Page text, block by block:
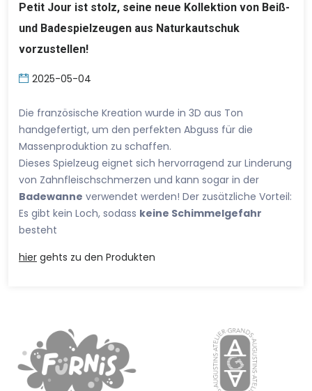
Petit Jour ist stolz, seine neue Kollektion von Beiß-
und Badespielzeugen aus Naturkautschuk
vorzustellen!
2025-05-04
Die französische Kreation wurde in 3D aus Ton
handgefertigt, um den perfekten Abguss für die
Massenproduktion zu schaffen.
Dieses Spielzeug eignet sich hervorragend zur Linderung
von Zahnfleischschmerzen und kann sogar in der
Badewanne verwendet werden! Der zusätzliche Vorteil:
Es gibt kein Loch, sodass keine Schimmelgefahr
besteht
hier gehts zu den Produkten